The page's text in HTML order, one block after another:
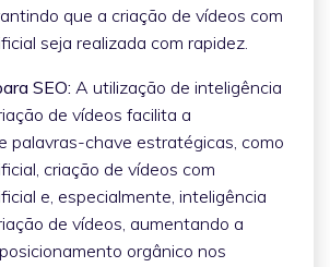
que a criação de vídeos com
seja realizada com rapidez.
SEO: A utilização de inteligência
de vídeos facilita a
palavras-chave estratégicas, como
criação de vídeos com
e, especialmente, inteligência
de vídeos, aumentando a
orgânico nos